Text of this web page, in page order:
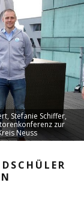
Stefanie Schiffer,
zur
Neuss